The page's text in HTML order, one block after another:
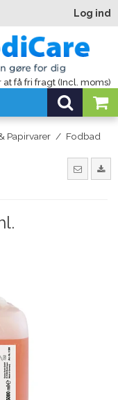
Log ind
at få fri fragt (Incl. moms)
Papirvarer / Fodbad